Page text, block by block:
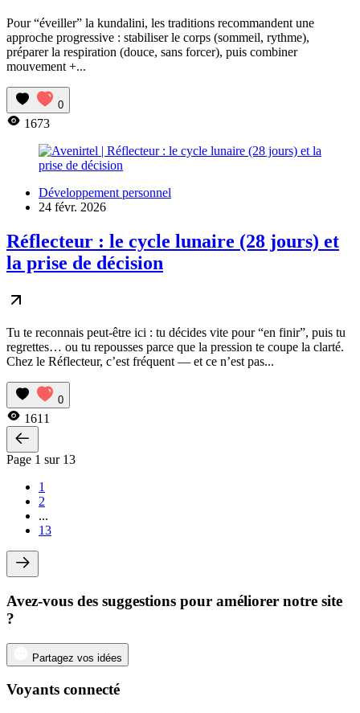
Pour “éveiller” la kundalini, les traditions recommandent une
approche progressive : stabiliser le corps (sommeil, rythme),
préparer la respiration (douce, sans forcer), puis combiner
mouvement +...
0
1673
Développement personnel
24 févr. 2026
Réflecteur : le cycle lunaire (28 jours) et
la prise de décision
Tu te reconnais peut‑être ici : tu décides vite pour “en finir”, puis tu
regrettes… ou tu repousses parce que la pression te coupe la clarté.
Chez le Réflecteur, c’est fréquent — et ce n’est pas...
0
1611
Page 1 sur 13
1
2
...
13
Avez-vous des suggestions pour améliorer notre site
?
Partagez vos idées
Voyants connecté